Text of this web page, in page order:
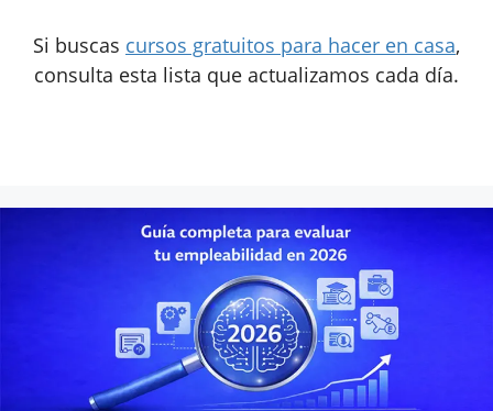
Si buscas cursos gratuitos para hacer en casa,
consulta esta lista que actualizamos cada día.